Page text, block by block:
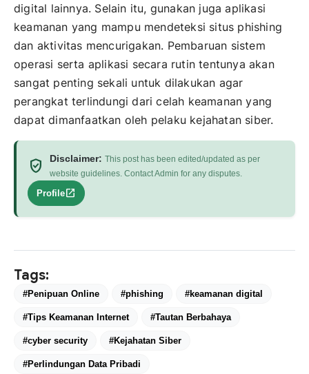
digital lainnya. Selain itu, gunakan juga aplikasi
keamanan yang mampu mendeteksi situs phishing
dan aktivitas mencurigakan. Pembaruan sistem
operasi serta aplikasi secara rutin tentunya akan
sangat penting sekali untuk dilakukan agar
perangkat terlindungi dari celah keamanan yang
dapat dimanfaatkan oleh pelaku kejahatan siber.
verified_user Disclaimer: This post has been edited/updated as per
website guidelines. Contact Admin for any disputes.
Profileopen_in_new
Tags:
#Penipuan Online #phishing #keamanan digital
#Tips Keamanan Internet #Tautan Berbahaya
#cyber security #Kejahatan Siber
#Perlindungan Data Pribadi